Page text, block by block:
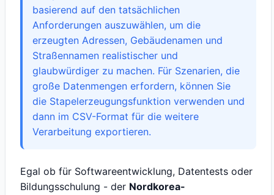
basierend auf den tatsächlichen
Anforderungen auszuwählen, um die
erzeugten Adressen, Gebäudenamen und
Straßennamen realistischer und
glaubwürdiger zu machen. Für Szenarien, die
große Datenmengen erfordern, können Sie
die Stapelerzeugungsfunktion verwenden und
dann im CSV-Format für die weitere
Verarbeitung exportieren.
Egal ob für Softwareentwicklung, Datentests oder
Bildungsschulung - der Nordkorea-